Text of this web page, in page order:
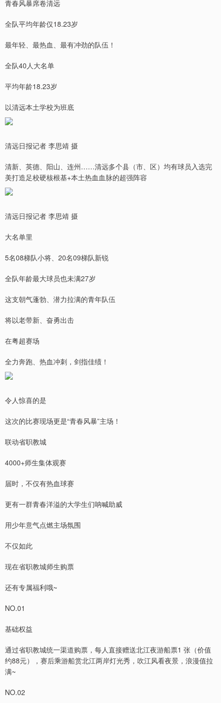
青春风暴席卷清远
全队平均年龄仅18.23岁
最年轻、最热血、最有冲劲的队伍！
全队40人大名单
平均年龄18.23岁
以清远本土学校为班底
清远日报记者 李思靖 摄
清新、英德、阳山、连州……清远多个县（市、区）均有球员入选完
美打造足校硬核根基+本土热血血脉的超强阵容
清远日报记者 李思靖 摄
大名单里
5名08梯队小将、20名09梯队新锐
全队年龄最大球员也未满27岁
这支朝气蓬勃、潜力拉满的青年队伍
将以老带新、奋勇出击
在粤超赛场
全力奔跑、热血冲刺，剑指佳绩！
令人惊喜的是
这次的比赛现场更是“青春风暴”主场！
联动省职教城
4000+师生集体观赛
届时，不仅有热血球赛
更有一群青春洋溢的大学生们呐喊助威
用少年意气点燃主场氛围
不仅如此
现在省职教城师生购票
还有专属福利哦~
NO.01
基础权益
通过省职教城统一渠道购票，每人直接赠送北江夜游船票1 张（价值
约88元），赛后乘游船赏北江两岸灯光秀，吹江风看夜景，浪漫值拉
满~
NO.02